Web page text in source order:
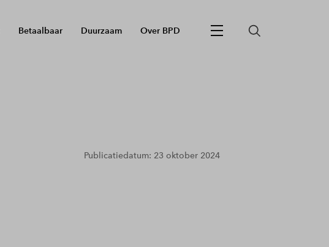
Betaalbaar Duurzaam Over BPD
Publicatiedatum: 23 oktober 2024